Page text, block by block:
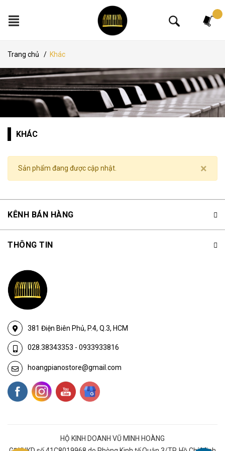
Trang chủ / Khác
KHÁC
×
Sản phẩm đang được cập nhật.
KÊNH BÁN HÀNG
381 Điện Biên Phủ, P.4, Q.3, HCM
028.38343353 - 0933933816
hoangpianostore@gmail.com
THÔNG TIN
HỘ KINH DOANH VŨ MINH HOÀNG